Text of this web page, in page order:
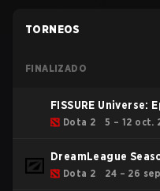
TORNEOS
FINALIZADO
FISSURE Universe:
Dota 2 5 – 12 oct.
DreamLeague
Dota 2 24 – 26